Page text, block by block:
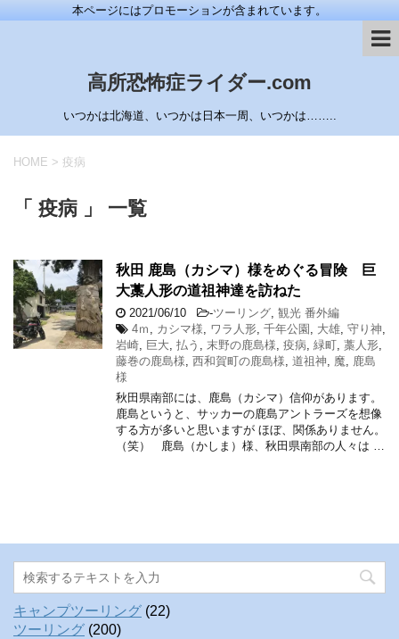
本ページにはプロモーションが含まれています。
高所恐怖症ライダー.com
いつかは北海道、いつかは日本一周、いつかは……..
HOME > 疫病
「 疫病 」 一覧
秋田 鹿島（カシマ）様をめぐる冒険 巨
大藁人形の道祖神達を訪ねた
2021/06/10 -ツーリング 観光 番外編
4ｍ
カシマ様 ワラ人形 千年公園 大雄 守り神
岩崎 巨大 払う 末野の鹿島様 疫病 緑町 藁人形
藤巻の鹿島様 西和賀町の鹿島様 道祖神 魔
鹿島
様
秋田県南部には、鹿島（カシマ）信仰があります。
鹿島というと、サッカーの鹿島アントラーズを想像
する方が多いと思いますが ほぼ、関係ありません。
（笑） 鹿島（かしま）様、秋田県南部の人々は …
キャンプツーリング (22)
ツーリング (200)